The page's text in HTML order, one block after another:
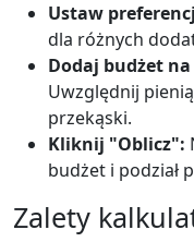
Ustaw
dla różnych
Dodaj budżet
Uwzględnij
przekąski.
Kliknij "Oblicz":
budżet i podział
Zalety